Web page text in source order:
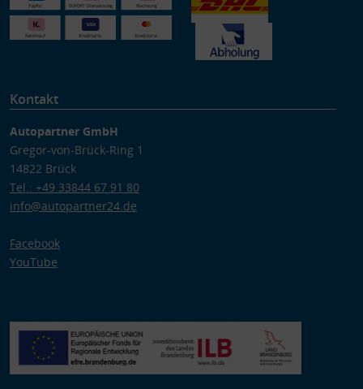
Kontakt
Autopartner GmbH
Gregor-von-Brück-Ring 1
14822 Brück
Tel.: +49 33844 67 91 80
info@autopartner24.de
Facebook
YouTube